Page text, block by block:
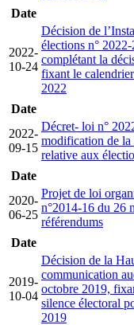
Date
2022-
10-24
Décision de
élections n°
complétant la
fixant le
2022
Date
2022-
09-15
Décret- loi n°
modification de la
relative aux
Date
2020-
06-25
Projet de loi
n°2014-16 du 26
référendums
Date
2019-
10-04
Décision de la
communication
octobre 2019,
silence électoral
2019